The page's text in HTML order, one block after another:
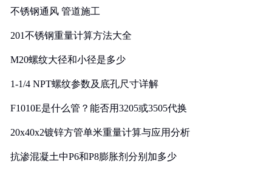
不锈钢通风 管道施工
201不锈钢重量计算方法大全
M20螺纹大径和小径是多少
1-1/4 NPT螺纹参数及底孔尺寸详解
F1010E是什么管？能否用3205或3505代换
20x40x2镀锌方管单米重量计算与应用分析
抗渗混凝土中P6和P8膨胀剂分别加多少